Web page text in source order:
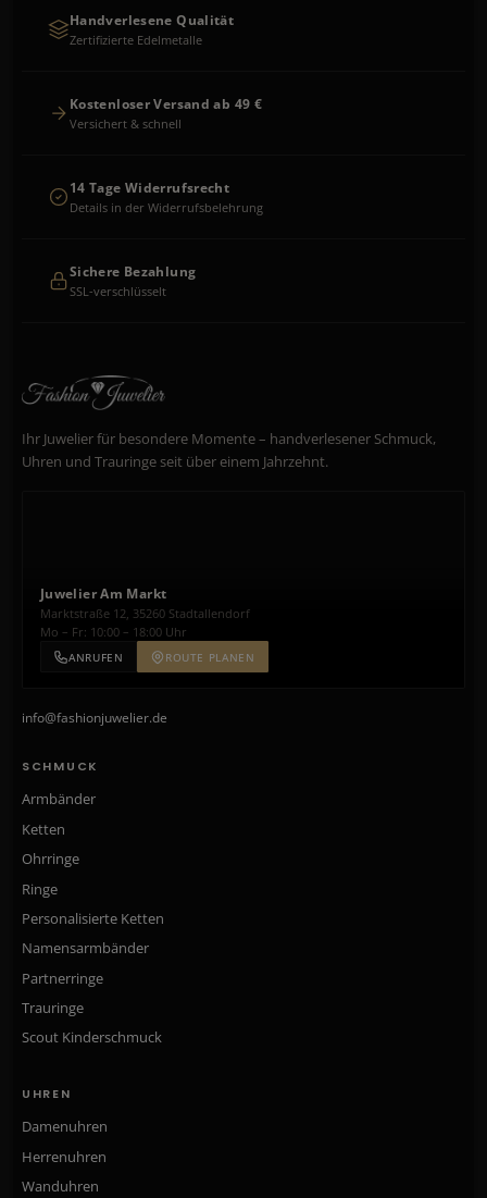
Handverlesene Qualität
Zertifizierte Edelmetalle
Kostenloser Versand ab 49 €
Versichert & schnell
14 Tage Widerrufsrecht
Details in der Widerrufsbelehrung
Sichere Bezahlung
SSL-verschlüsselt
Ihr Juwelier für besondere Momente – handverlesener Schmuck,
Uhren und Trauringe seit über einem Jahrzehnt.
Juwelier Am Markt
Marktstraße 12, 35260 Stadtallendorf
Mo – Fr: 10:00 – 18:00 Uhr
ANRUFEN ROUTE PLANEN
info@fashionjuwelier.de
SCHMUCK
Armbänder
Ketten
Ohrringe
Ringe
Personalisierte Ketten
Namensarmbänder
Partnerringe
Trauringe
Scout Kinderschmuck
UHREN
Damenuhren
Herrenuhren
Wanduhren